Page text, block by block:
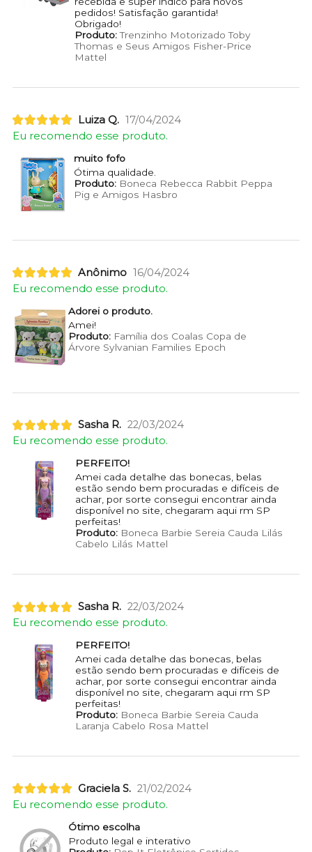
pedidos! Satisfação garantida!
Obrigado!
Produto:Trenzinho Motorizado Toby
Thomas e Seus Amigos Fisher-Price
Mattel
Luiza Q. 17/04/2024
Eu recomendo esse produto.
muito fofo
Ótima qualidade.
Produto:Boneca Rebecca Rabbit Peppa
Pig e Amigos Hasbro
Anônimo 16/04/2024
Eu recomendo esse produto.
Adorei o produto.
Amei!
Produto:Família dos Coalas Copa de
Árvore Sylvanian Families Epoch
Sasha R. 22/03/2024
Eu recomendo esse produto.
PERFEITO!
Amei cada detalhe das bonecas, belas
estão sendo bem procuradas e difíceis de
achar, por sorte consegui encontrar ainda
disponível no site, chegaram aqui rm SP
perfeitas!
Produto:Boneca Barbie Sereia Cauda Lilás
Cabelo Lilás Mattel
Sasha R. 22/03/2024
Eu recomendo esse produto.
PERFEITO!
Amei cada detalhe das bonecas, belas
estão sendo bem procuradas e difíceis de
achar, por sorte consegui encontrar ainda
disponível no site, chegaram aqui rm SP
perfeitas!
Produto:Boneca Barbie Sereia Cauda
Laranja Cabelo Rosa Mattel
Graciela S. 21/02/2024
Eu recomendo esse produto.
Ótimo escolha
Produto legal e interativo